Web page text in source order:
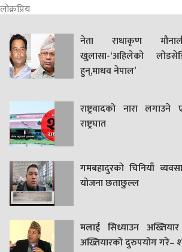
लोक्रप्रिय
नेता राधाकृण
खुलासा-‘अहिलेको
हुन्,माधव नेपाल’
राष्ट्रवादको नारा
राष्ट्रघात
गमबहादुरकाे चिनियाँ
याेजना छताछुल्ल
मलाई सिध्याउन
अख्तियारको दुरुपयोग गरे–